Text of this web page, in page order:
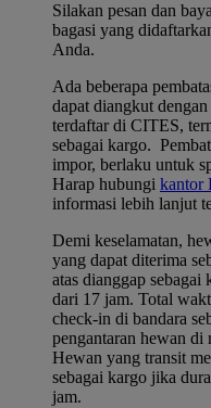
Silakan pesan dan
bagasi yang
Anda.
Ada beberapa
dapat diangkut
terdaftar di CITES,
sebagai kargo.
impor, berlaku untuk
Harap hubungi kantor
informasi lebih lanjut
Demi keselamatan,
yang dapat diterima
atas dianggap
dari 17 jam. Total
check-in di bandara
pengantaran hewan di
Hewan yang transit
sebagai kargo jika
jam.